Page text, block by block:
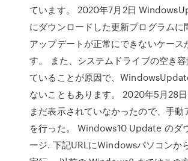
ています。 2020年7月2日
にダウンロードした更新プログラムに
アップデートが正常にできないケース
す。 また、システムドライブの空き
ていることが原因で、
ないこともあります。 2020年5月28
まだ表示されていなかったので、手動
を行った。 Windows10 Update のダ
ージ. 下記URLにWindowsパソコンか